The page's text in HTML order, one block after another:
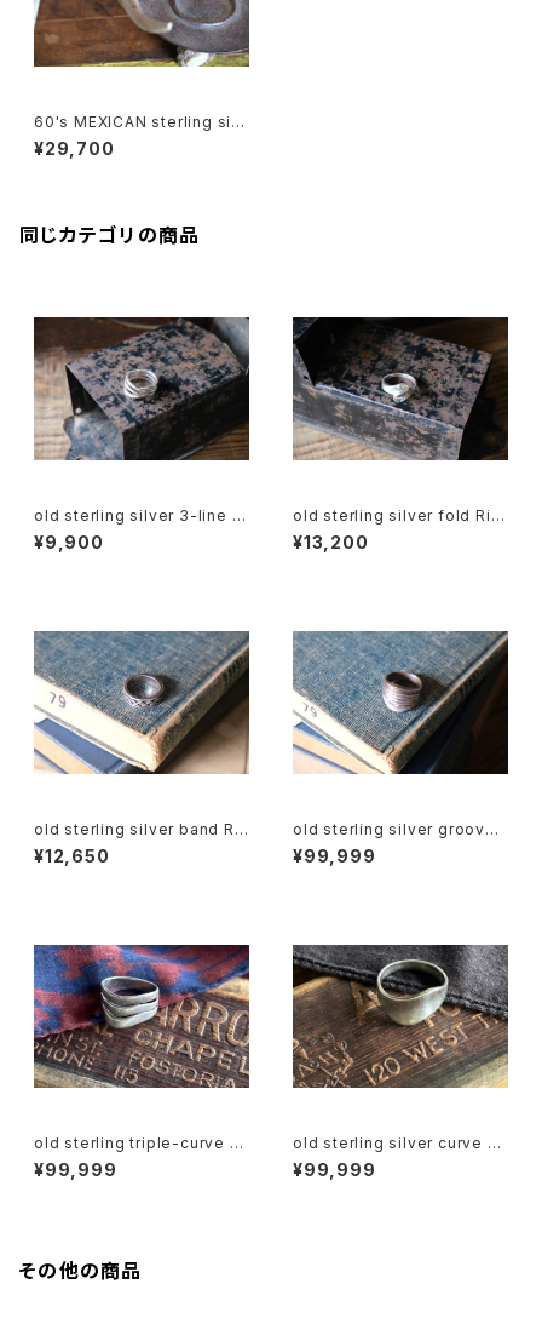
60's MEXICAN sterling silv
er folding Bangle
¥29,700
同じカテゴリの商品
old sterling silver 3-line fl
ow Ring
¥9,900
old sterling silver fold Rin
g
¥13,200
old sterling silver band Rin
g
¥12,650
old sterling silver groove
Ring
¥99,999
old sterling triple-curve sil
ver Ring
¥99,999
old sterling silver curve Ri
ng
¥99,999
その他の商品